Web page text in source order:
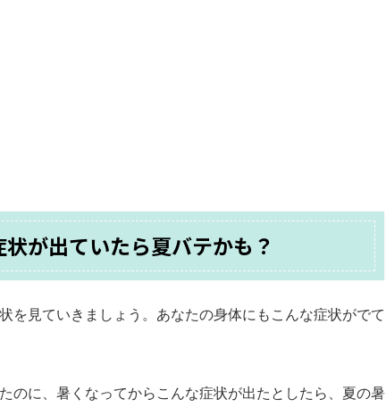
状が出ていたら夏バテかも？
を見ていきましょう。あなたの身体にもこんな症状がでて
のに、暑くなってからこんな症状が出たとしたら、夏の暑